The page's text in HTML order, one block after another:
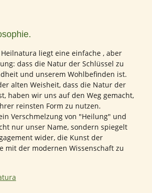
liegt eine einfache , aber
dass die Natur der Schlüssel zu
und unserem Wohlbefinden ist.
alten Weisheit, dass die Natur der
haben wir uns auf den Weg gemacht,
reinsten Form zu nutzen.
Verschmelzung von "Heilung" und
nur unser Name, sondern spiegelt
wider, die Kunst der
mit der modernen Wissenschaft zu